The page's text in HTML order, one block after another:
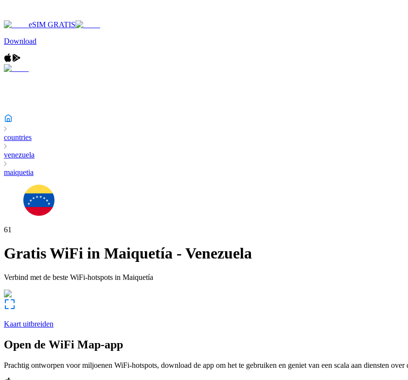
eSIM GRATIS
Download
countries
venezuela
maiquetia
61
Gratis WiFi in Maiquetía - Venezuela
Verbind met de beste WiFi-hotspots in Maiquetía
Kaart uitbreiden
Open de WiFi Map-app
Prachtig ontworpen voor miljoenen WiFi-hotspots, download de app om het te gebruiken en geniet van een scala aan diensten over